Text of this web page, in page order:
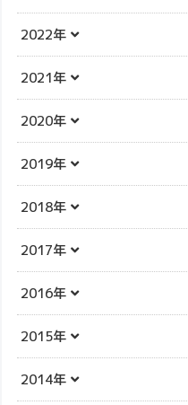
2022年
2021年
2020年
2019年
2018年
2017年
2016年
2015年
2014年